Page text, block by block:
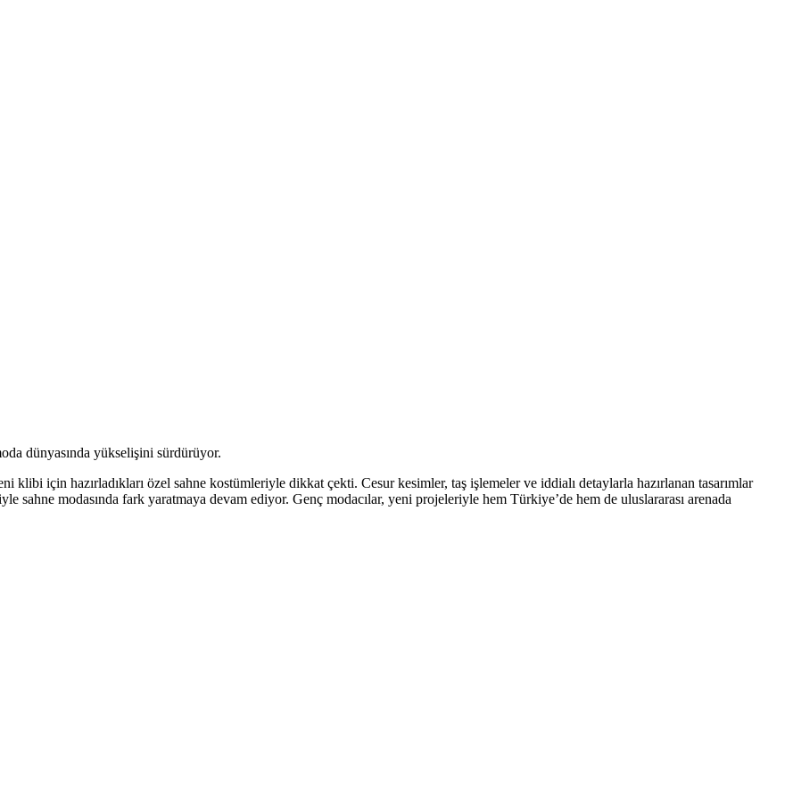
dünyasında yükselişini sürdürüyor.
klibi için hazırladıkları özel sahne kostümleriyle dikkat çekti. Cesur kesimler, taş işlemeler ve iddialı detaylarla hazırlanan tasarımlar
modasında fark yaratmaya devam ediyor. Genç modacılar, yeni projeleriyle hem Türkiye’de hem de uluslararası arenada